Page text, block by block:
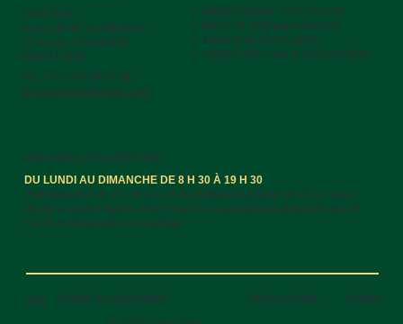
CGU Politique de confidentialité Mentions légales Cookies
Chez Sara
Salon de thé et pâtisserie
17 rue du Chariot d'Or
69004 LYON
TÉL +33 7 69 88 62 01
chezsaralyon@gmail.com
HORAIRES D'OUVERTURE
DU LUNDI AU DIMANCHE DE 8 H 30 À 19 H 30
Petit-déjeuner de 8 h 30 à 11 h 30 / Déjeuner à partir de 11 h / Salon
de thé et goûter l'après-midi / Brunch le samedi et le dimanche de 10
h à 15 h (réservation conseillée).
Métro A station Croix Rousse
Bus C13 arrêt place Bertone
Parking du Gros Caillou
Station Vélo’v sur la place Bertone